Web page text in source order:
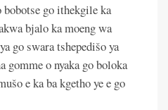
go ithekgile ka
bjalo ka moeng wa
go swara tshepedišo ya
gomme o nyaka go boloka
e ka ba kgetho ye e go